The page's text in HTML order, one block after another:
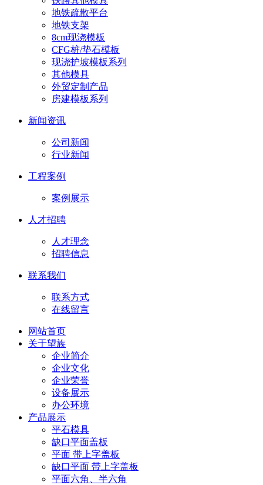
地铁疏散平台
地铁支架
8cm现浇模板
CFG桩/垫石模板
现浇护坡模板系列
其他模具
外贸定制产品
房建模板系列
新闻资讯
公司新闻
行业新闻
工程案例
案例展示
人才招聘
人才理念
招聘信息
联系我们
联系方式
在线留言
网站首页
关于望族
企业简介
企业文化
企业荣誉
设备展示
办公环境
产品展示
平石模具
缺口平面盖板
平面 带上字盖板
缺口平面 带上字盖板
平面六角、半六角